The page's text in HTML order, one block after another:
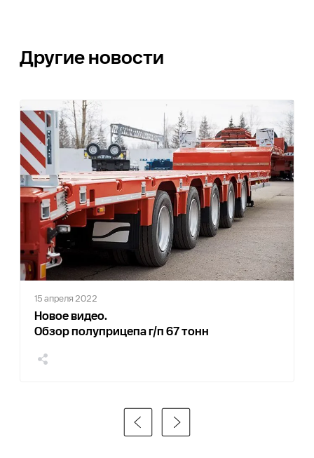
Другие новости
15 апреля 2022
Новое видео.
Обзор полуприцепа г/п 67 тонн